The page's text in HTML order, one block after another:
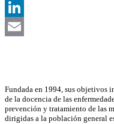
X
LinkedIn
Fundada en 1994, sus objetivos
de la docencia de las
prevención y tratamiento de las
dirigidas a la población general